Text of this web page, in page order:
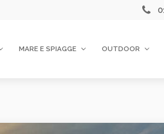
MARE E SPIAGGE OUTDOOR